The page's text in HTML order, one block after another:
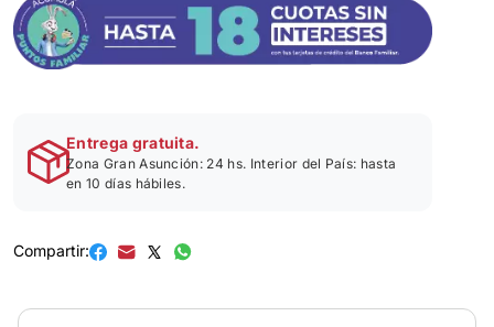
Entrega gratuita.
Zona Gran Asunción: 24 hs. Interior del País: hasta
en 10 días hábiles.
Compartir: